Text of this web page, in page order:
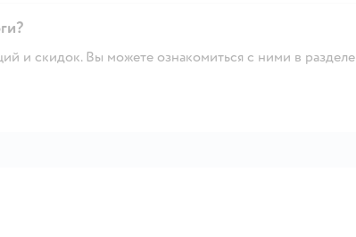
и скидок. Вы можете ознакомиться с ними в разделе